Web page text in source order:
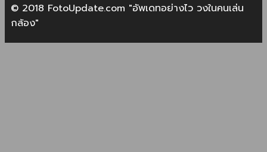
© 2018 FotoUpdate.com "อัพเดทอย่างไว วงในคนเล่น
กล้อง"